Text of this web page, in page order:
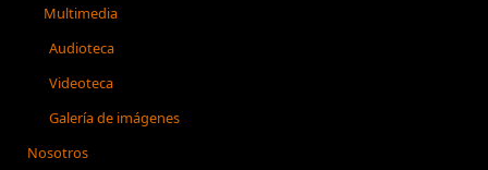
Multimedia
Audioteca
Videoteca
Galería de imágenes
Nosotros